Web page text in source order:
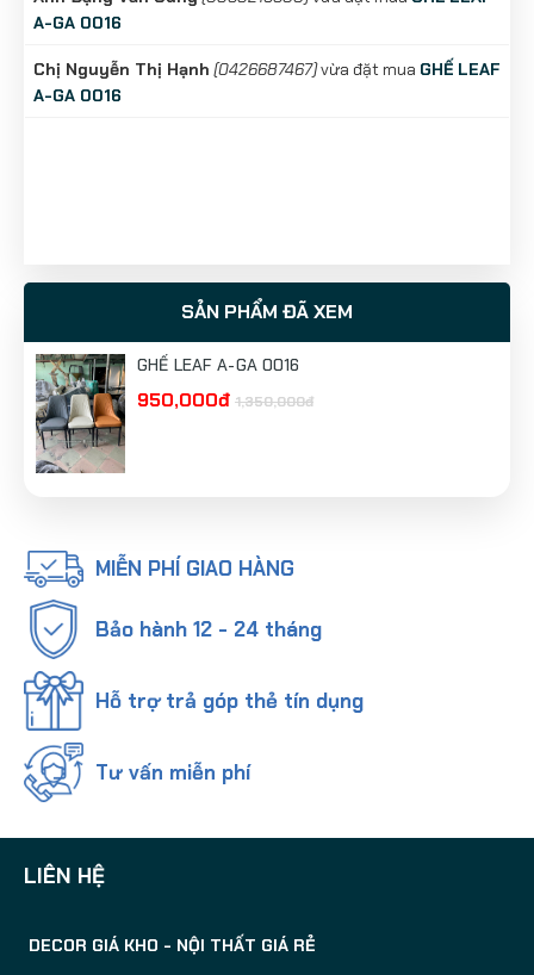
A-GA 0016
Chị Nguyễn Thị Hạnh (0426687467)vừa đặt mua GHẾ LEAF
A-GA 0016
SẢN PHẨM ĐÃ XEM
GHẾ LEAF A-GA 0016
950,000đ 1,350,000đ
MIỄN PHÍ GIAO HÀNG
Bảo hành 12 - 24 tháng
Hỗ trợ trả góp thẻ tín dụng
Tư vấn miễn phí
LIÊN HỆ
DECOR GIÁ KHO - NỘI THẤT GIÁ RẺ